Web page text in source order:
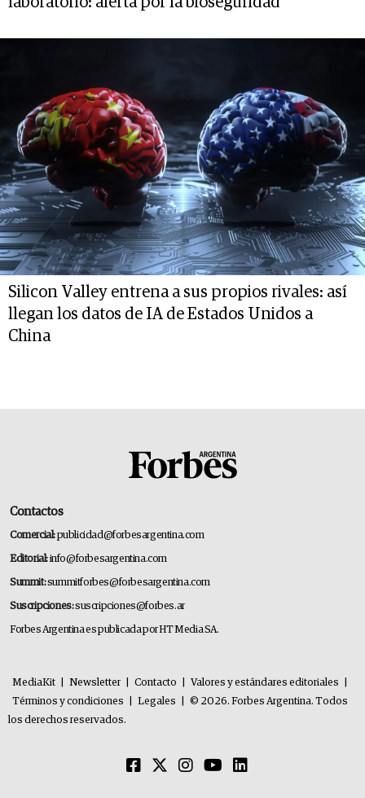
Silicon Valley entrena a sus propios rivales: así
llegan los datos de IA de Estados Unidos a
China
Contactos
Comercial:publicidad@forbesargentina.com
Editorial:info@forbesargentina.com
Summit:summitforbes@forbesargentina.com
Suscripciones:suscripciones@forbes.ar
Forbes Argentina es publicada por HT Media SA.
MediaKit Newsletter Contacto Valores y estándares editoriales
Términos y condiciones
Legales
© 2026. Forbes Argentina. Todos
los derechos reservados.